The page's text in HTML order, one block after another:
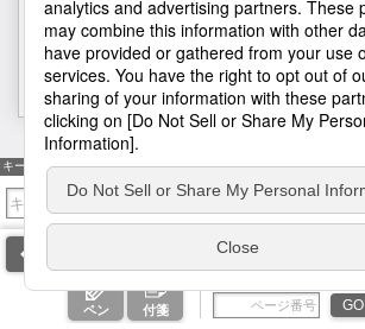
150
キーワード検索
ペン 付箋 GO